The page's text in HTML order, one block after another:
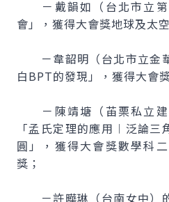
－戴韻如（台北市立第
會」，獲得大會獎地球及太
－韋韶明（台北市立金
白BPT的發現」，獲得大會
－陳靖塘（苖栗私立建
「孟氏定理的應用︱泛論
圓」，獲得大會獎數學科
獎；
－許曄琳（台南女中）